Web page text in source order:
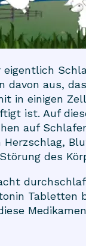
davon aus,
in einigen
ist. Auf
auf
des
Tabletten